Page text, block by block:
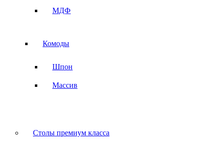
МДФ
Комоды
Шпон
Массив
Столы премиум класса